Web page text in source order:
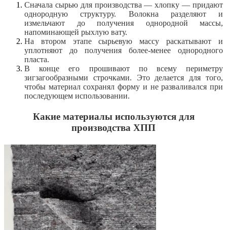
Сначала сырью для производства — хлопку — придают
однородную структуру. Волокна разделяют и
измельчают до получения однородной массы,
напоминающей рыхлую вату.
На втором этапе сырьевую массу раскатывают и
уплотняют до получения более-менее однородного
пласта.
В конце его прошивают по всему периметру
зигзагообразными строчками. Это делается для того,
чтобы материал сохранял форму и не разваливался при
последующем использовании.
Какие материалы используются для
производства ХПП